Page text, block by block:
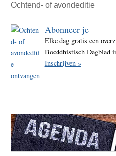
Ochtend- of avondeditie
Abonneer je
Elke dag gratis een
Boeddhistisch Dagblad
Inschrijven »